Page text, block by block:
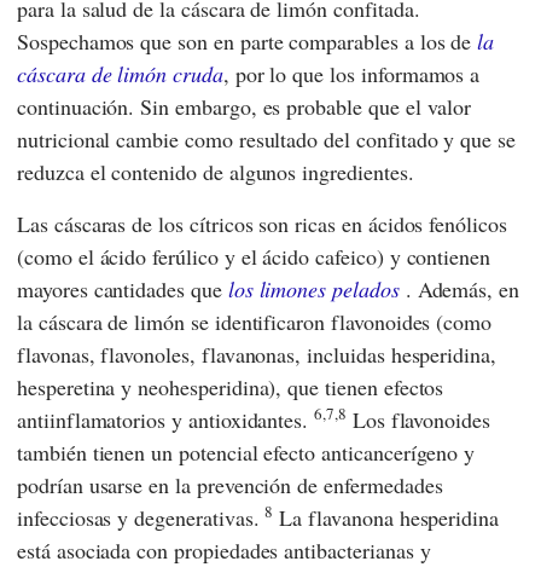
para la salud de la cáscara de limón confitada.
Sospechamos que son en parte comparables a los dela
cáscara de limón cruda, por lo que los informamos a
continuación. Sin embargo, es probable que el valor
nutricional cambie como resultado del confitado y que se
reduzca el contenido de algunos ingredientes.
Las cáscaras de los cítricos son ricas en ácidos fenólicos
(como el ácido ferúlico y el ácido cafeico) y contienen
mayores cantidades que los limones pelados. Además, en
la cáscara de limón se identificaron flavonoides (como
flavonas, flavonoles, flavanonas, incluidas hesperidina,
hesperetina y neohesperidina), que tienen efectos
antiinflamatorios y antioxidantes.6,7,8 Los flavonoides
también tienen un potencial efecto anticancerígeno y
podrían usarse en la prevención de enfermedades
infecciosas y degenerativas.8 La flavanona hesperidina
está asociada con propiedades antibacterianas y